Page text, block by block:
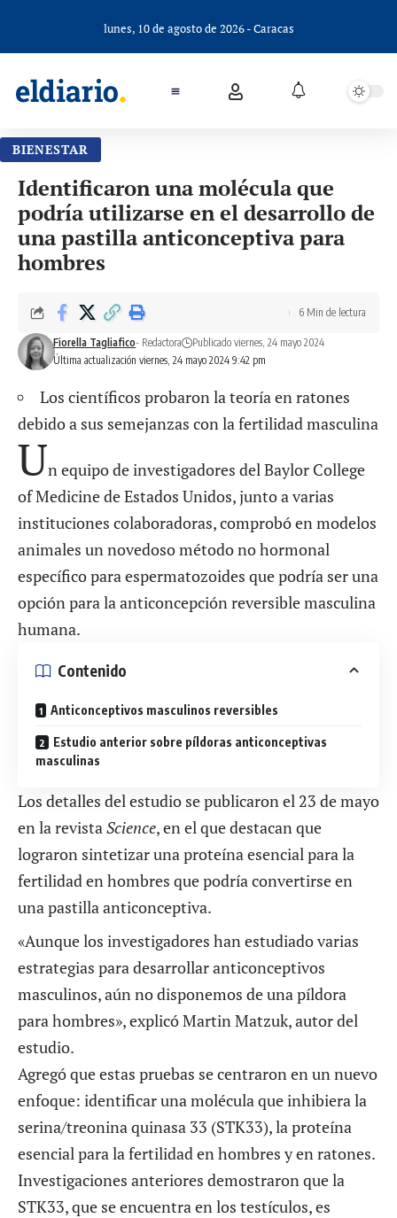
lunes, 10 de agosto de 2026 - Caracas
BIENESTAR
Identificaron una molécula que
podría utilizarse en el desarrollo de
una pastilla anticonceptiva para
hombres
Última actualización viernes, 24 mayo 2024 9:42 pm
Fiorella Tagliafico- Redactora Publicado viernes, 24 mayo 2024
6 Min de lectura
Los científicos probaron la teoría en ratones
debido a sus semejanzas con la fertilidad masculina
Un equipo de investigadores del Baylor College
of Medicine de Estados Unidos, junto a varias
instituciones colaboradoras, comprobó en modelos
animales un novedoso método no hormonal
específico para espermatozoides que podría ser una
opción para la anticoncepción reversible masculina
humana.
Contenido
Anticonceptivos masculinos reversibles
Estudio anterior sobre píldoras anticonceptivas
masculinas
Los detalles del estudio se publicaron el 23 de mayo
en la revistaScience, en el que destacan que
lograron sintetizar una proteína esencial para la
fertilidad en hombres que podría convertirse en
una pastilla anticonceptiva.
«Aunque los investigadores han estudiado varias
estrategias para desarrollar anticonceptivos
masculinos, aún no disponemos de una píldora
para hombres», explicó Martin Matzuk, autor del
estudio.
Agregó que estas pruebas se centraron en un nuevo
enfoque: identificar una molécula que inhibiera la
serina/treonina quinasa 33 (STK33), la proteína
esencial para la fertilidad en hombres y en ratones.
Investigaciones anteriores demostraron que la
STK33, que se encuentra en los testículos, es